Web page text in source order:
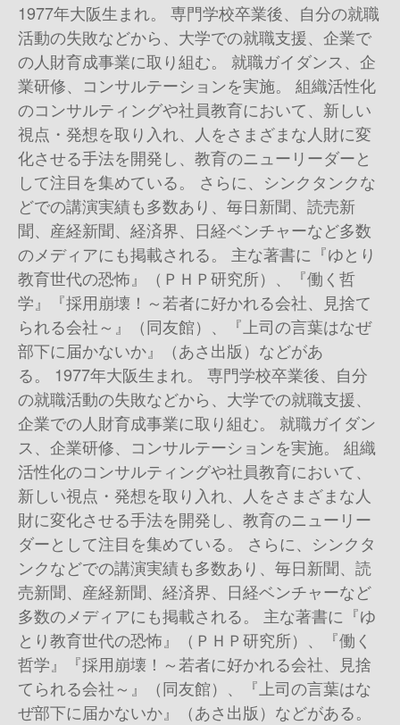
1977年大阪生まれ。 専門学校卒業後、自分の就職
活動の失敗などから、大学での就職支援、企業で
の人財育成事業に取り組む。 就職ガイダンス、企
業研修、コンサルテーションを実施。 組織活性化
のコンサルティングや社員教育において、新しい
視点・発想を取り入れ、人をさまざまな人財に変
化させる手法を開発し、教育のニューリーダーと
して注目を集めている。 さらに、シンクタンクな
どでの講演実績も多数あり、毎日新聞、読売新
聞、産経新聞、経済界、日経ベンチャーなど多数
のメディアにも掲載される。 主な著書に『ゆとり
教育世代の恐怖』（ＰＨＰ研究所）、『働く哲
学』『採用崩壊！～若者に好かれる会社、見捨て
られる会社～』（同友館）、『上司の言葉はなぜ
部下に届かないか』（あさ出版）などがあ
る。 1977年大阪生まれ。 専門学校卒業後、自分
の就職活動の失敗などから、大学での就職支援、
企業での人財育成事業に取り組む。 就職ガイダン
ス、企業研修、コンサルテーションを実施。 組織
活性化のコンサルティングや社員教育において、
新しい視点・発想を取り入れ、人をさまざまな人
財に変化させる手法を開発し、教育のニューリー
ダーとして注目を集めている。 さらに、シンクタ
ンクなどでの講演実績も多数あり、毎日新聞、読
売新聞、産経新聞、経済界、日経ベンチャーなど
多数のメディアにも掲載される。 主な著書に『ゆ
とり教育世代の恐怖』（ＰＨＰ研究所）、『働く
哲学』『採用崩壊！～若者に好かれる会社、見捨
てられる会社～』（同友館）、『上司の言葉はな
ぜ部下に届かないか』（あさ出版）などがある。